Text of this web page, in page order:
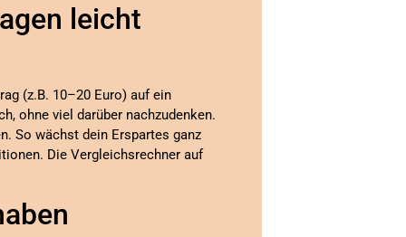
leicht
(z.B. 10–20 Euro) auf ein
ohne viel darüber nachzudenken.
So wächst dein Erspartes ganz
Die Vergleichsrechner auf